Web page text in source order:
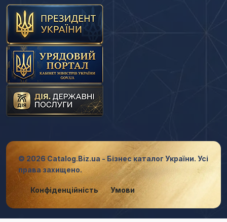
© 2026 Catalog.Biz.ua - Бізнес каталог України. Усі
права захищено.
Конфіденційність Умови